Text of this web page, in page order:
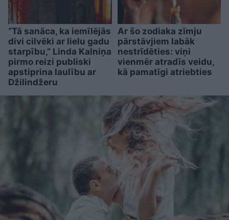
“Tā sanāca, ka iemīlējās
divi cilvēki ar lielu gadu
starpību,” Linda Kalniņa
pirmo reizi publiski
apstiprina laulību ar
Džilindžeru
Ar šo zodiaka zīmju
pārstāvjiem labāk
nestrīdēties: viņi
vienmēr atradīs veidu,
kā pamatīgi atriebties